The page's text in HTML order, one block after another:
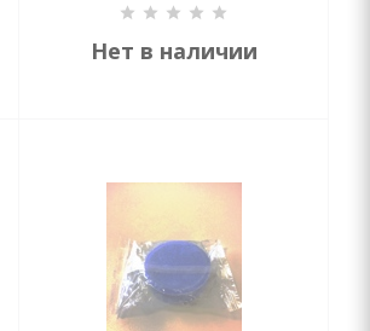
Нет в наличии